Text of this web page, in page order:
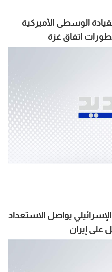
الوسطى الأميركية
اتفاق غزة
الإسرائيلي يواصل الاستعداد
على إيران